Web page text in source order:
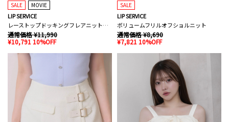
SALE MOVIE
LIP SERVICE
レーストップドッキングフレアニットワンピース
通常価格 ¥11,990
¥10,791 10%OFF
SALE
LIP SERVICE
ボリュームフリルオフショルニット
通常価格 ¥8,690
¥7,821 10%OFF